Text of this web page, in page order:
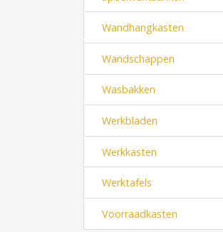
Wandhangkasten
Wandschappen
Wasbakken
Werkbladen
Werkkasten
Werktafels
Voorraadkasten